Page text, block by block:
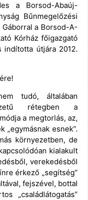
a Borsod-Abaúj-
Bűnmegelőzési
a Borsod-A-
Kórház főigazgató
indította útjára 2012.
tudó, általában
rétegben a
a megtorlás, az,
„egymásnak esnek”.
környezetben, de
kialakult
verekedésből
érkező „segítség”
fejszével, bottal
„családlátogatás”